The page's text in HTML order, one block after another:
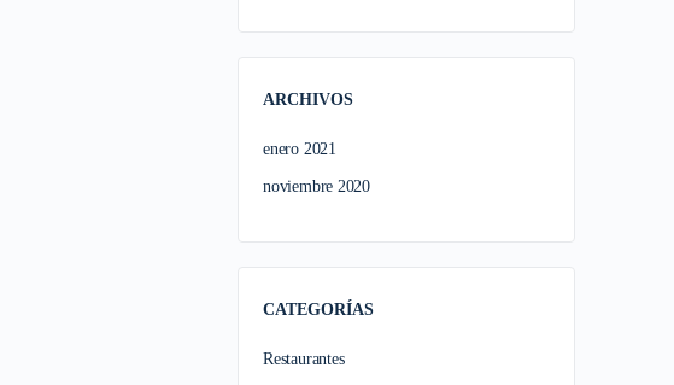
ARCHIVOS
enero 2021
noviembre 2020
CATEGORÍAS
Restaurantes